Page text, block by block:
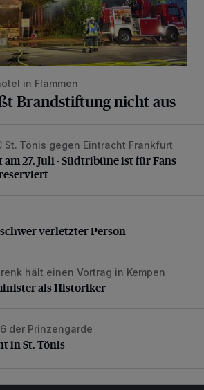
in Flammen
Brandstiftung nicht aus
27. Juli - Südtribüne ist für Fans
St. Tönis gegen Eintracht Frankfurt
27. Juli - Südtribüne ist für Fans
verletzter Person
verletzter Person
als Historiker
hält einen Vortrag in Kempen
als Historiker
in St. Tönis
der Prinzengarde
in St. Tönis